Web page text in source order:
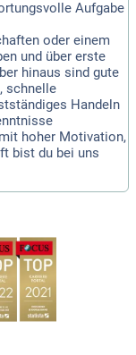
Aufgabe
oder einem
und über erste
hinaus sind gute
schnelle
Handeln
hoher Motivation,
bist du bei uns